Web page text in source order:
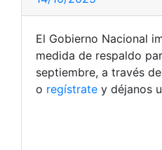
El Gobierno Nacional
medida de respaldo
septiembre, a través
o regístrate y déjanos